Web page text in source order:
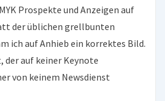
Prospekte und Anzeigen auf
der üblichen grellbunten
ich auf Anhieb ein korrektes Bild.
auf keiner Keynote
von keinem Newsdienst